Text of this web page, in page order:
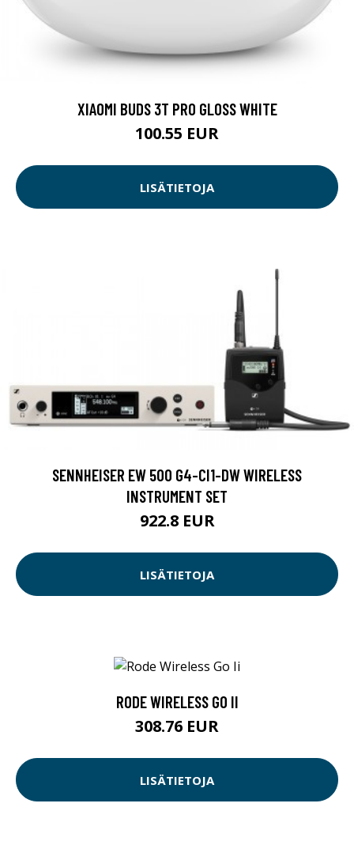
XIAOMI BUDS 3T PRO GLOSS WHITE
100.55 EUR
LISÄTIETOJA
SENNHEISER EW 500 G4-CI1-DW WIRELESS
INSTRUMENT SET
922.8 EUR
LISÄTIETOJA
RODE WIRELESS GO II
308.76 EUR
LISÄTIETOJA